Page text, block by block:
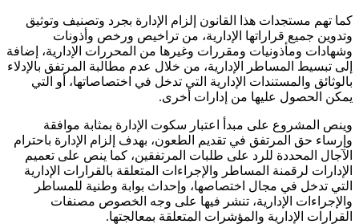
كما تهم مستجدات هذا القانون إلزام الإدارة بجرد وتصنيف وتوثيق
وتدوين جميع قراراتها الإدارية، من تراخيص ورخص وأذونات
وشهادات ومأذونيات ومقررات وغيرها من المحررات الإدارية، إضافة
إلى تبسيط المساطر الإدارية، من خلال عدم مطالبة المرتفق بالإدلاء
بالوثائق والمستندات الإدارية التي تدخل في اختصاصاتها، أو التي
يمكن الحصول عليها من إدارات أخرى.
وينص المشروع على مبدأ اعتبار سكوت الإدارة بمثابة موافقة
وإرساء حق المرتفق في تقديم الطعون، بهدف إلزام الإدارة باحترام
الآجال المحددة للرد على طلبات المرتفقين، كما ينص على تعميم
الإدارات لرقمنة المساطر والإجراءات المتعلقة بالقرارات الإدارية
التي تدخل في مجال اختصاصها، وإحداث بوابة وطنية للمساطر
والإجراءات الإدارية، تنشر فيها على وجه الخصوص مصنفات
القرارات الإدارية والمؤشرات المتعلقة بمعالجتها.